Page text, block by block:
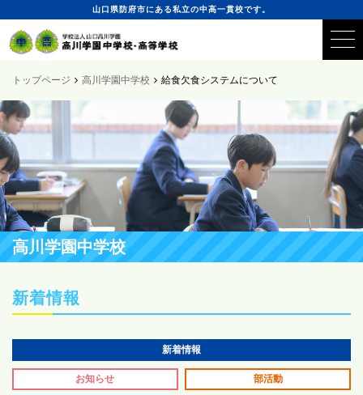
山口県防府市にある私立の中高一貫校です。
トップページ 高川学園中学校 給食欠食システムについて
高川学園中学校
新着情報
新着情報
お知らせ 部活動